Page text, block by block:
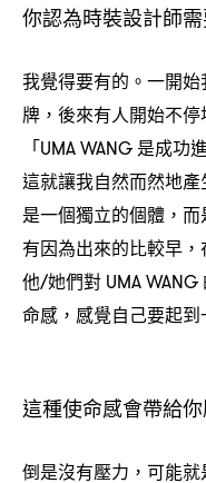
你認為時裝設計師
我覺得要有的。一開
牌 ， 後來有人開始不停
「UMA WANG 是成功
這就讓我自然而然地
是一個獨立的個體 ，
有因為出來的比較早 ，
他/她們對 UMA WANG
命感 ， 感覺自己要起到
這種使命感會帶給
倒是沒有壓力 ， 可能